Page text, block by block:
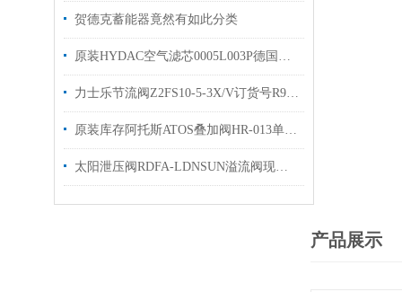
贺德克蓄能器竟然有如此分类
原装HYDAC空气滤芯0005L003P德国贺德克过滤器滤芯
力士乐节流阀Z2FS10-5-3X/V订货号R900517812现货
原装库存阿托斯ATOS叠加阀HR-013单向阀质保一年
太阳泄压阀RDFA-LDNSUN溢流阀现货出售欢迎选购
产品展示